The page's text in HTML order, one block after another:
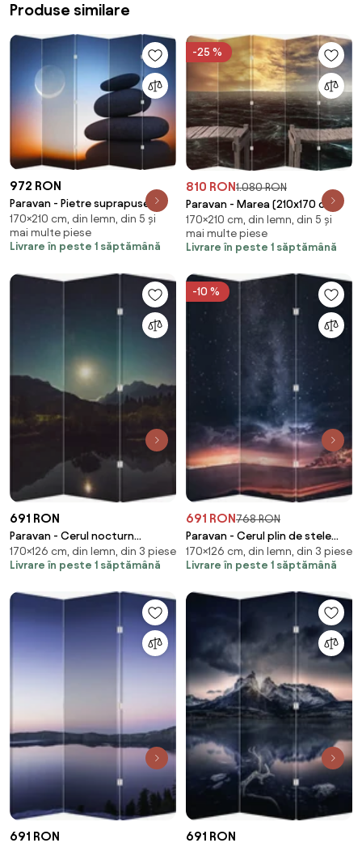
Produse similare
972 RON
Paravan - Pietre suprapuse
(210x170 cm)
170×210 cm, din lemn, din 5 și
mai multe piese
Livrare în peste 1 săptămână
-25 %
810 RON1.080 RON
Paravan - Marea (210x170 cm)
170×210 cm, din lemn, din 5 și
mai multe piese
Livrare în peste 1 săptămână
691 RON
Paravan - Cerul nocturn
(126x170 cm)
170×126 cm, din lemn, din 3 piese
Livrare în peste 1 săptămână
-10 %
691 RON768 RON
Paravan - Cerul plin de stele
(126x170 cm)
170×126 cm, din lemn, din 3 piese
Livrare în peste 1 săptămână
691 RON 691 RON